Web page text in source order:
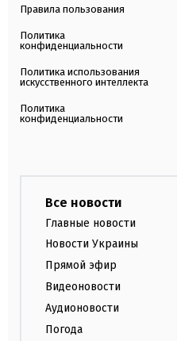
Правила пользования
Политика
конфиденциальности
Политика использования
искусственного интеллекта
Политика
конфиденциальности
Все новости
Главные новости
Новости Украины
Прямой эфир
Видеоновости
Аудионовости
Погода